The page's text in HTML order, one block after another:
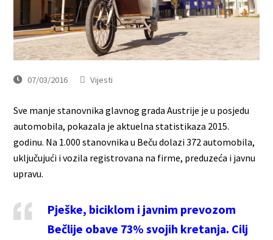
07/03/2016 Vijesti
Sve manje stanovnika glavnog grada Austrije je u posjedu
automobila, pokazala je aktuelna statistikaza 2015.
godinu. Na 1.000 stanovnika u Beču dolazi 372 automobila,
uključujući i vozila registrovana na firme, preduzeća i javnu
upravu.
Pješke, biciklom i javnim prevozom
Bečlije obave 73% svojih kretanja. Cilj